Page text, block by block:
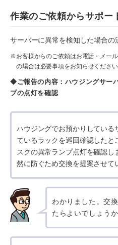
作業のご依頼からサポー
サーバーに異常を検知した場合の
※お客様からのご依頼はお電話・メー
の場合は必要事項をお知らせください
◆ご報告の内容：ハウジングサー
プの点灯を確認
ハウジングでお預かりしている
ているラックを巡回確認したと
スクの異常ランプ点灯を確認し
然に防ぐため交換を提案させて
わかりました。交
たらよいでしょうか